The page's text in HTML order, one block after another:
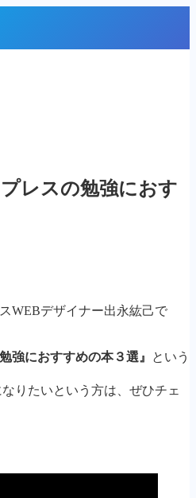
プレスの勉強におす
WEBデザイナー出永紘己で
強におすすめの本３選』
という
りたいという方は、ぜひチェ